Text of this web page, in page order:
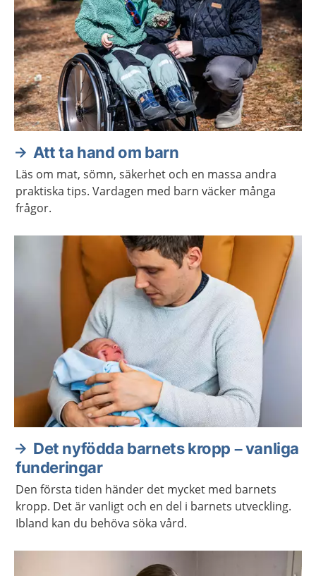
Att ta hand om barn
Läs om mat, sömn, säkerhet och en massa andra
praktiska tips. Vardagen med barn väcker många
frågor.
Det nyfödda barnets kropp – vanliga
funderingar
Den första tiden händer det mycket med barnets
kropp. Det är vanligt och en del i barnets utveckling.
Ibland kan du behöva söka vård.